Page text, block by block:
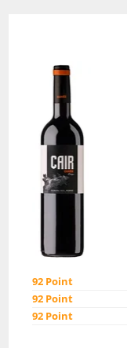
92 Point
92 Point
92 Point